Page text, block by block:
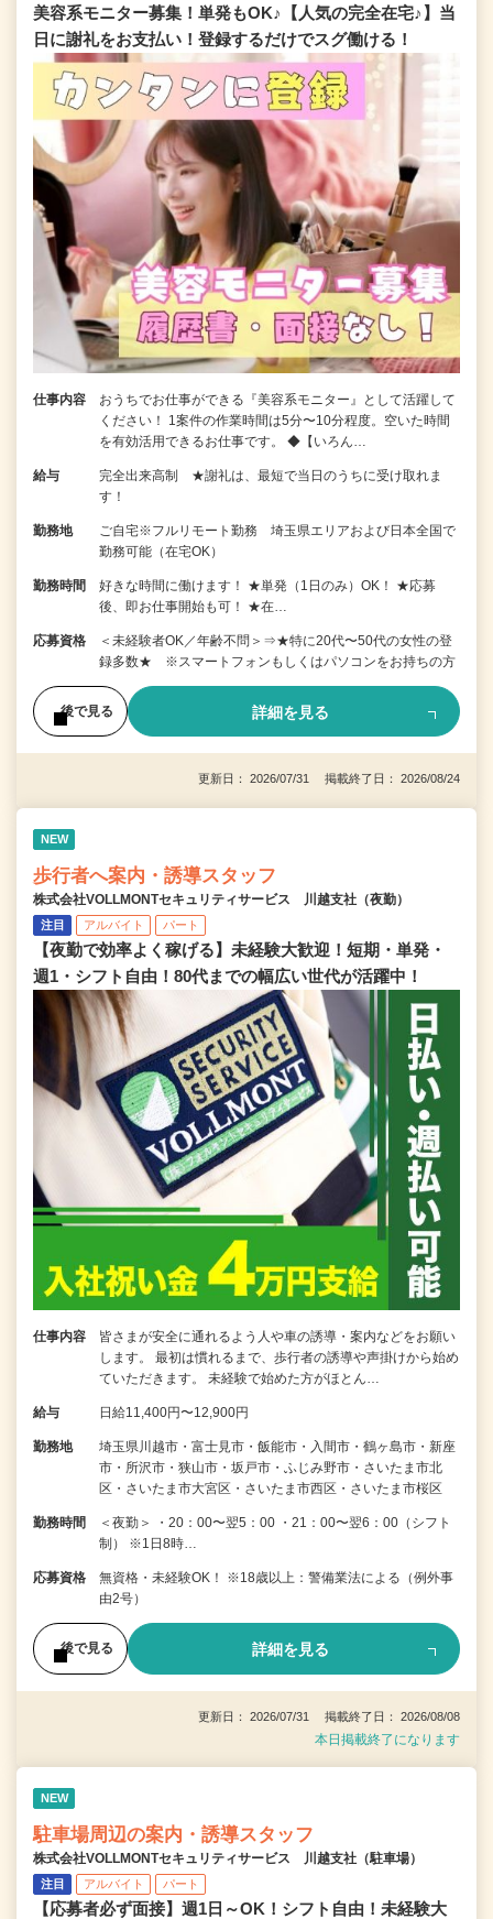
美容系モニター募集！単発もOK♪【人気の完全在宅♪】当
日に謝礼をお支払い！登録するだけでスグ働ける！
仕事内容
おうちでお仕事ができる『美容系モニター』として活躍して
ください！ 1案件の作業時間は5分〜10分程度。空いた時間
を有効活用できるお仕事です。 ◆【いろん…
給与
完全出来高制 ★謝礼は、最短で当日のうちに受け取れま
す！
勤務地
ご自宅※フルリモート勤務 埼玉県エリアおよび日本全国で
勤務可能（在宅OK）
勤務時間
好きな時間に働けます！ ★単発（1日のみ）OK！ ★応募
後、即お仕事開始も可！ ★在…
応募資格
＜未経験者OK／年齢不問＞⇒★特に20代〜50代の女性の登
録多数★ ※スマートフォンもしくはパソコンをお持ちの方
後で見る 詳細を見る
更新日： 2026/07/31 掲載終了日： 2026/08/24
NEW
歩行者へ案内・誘導スタッフ
株式会社VOLLMONTセキュリティサービス 川越支社（夜勤）
注目 アルバイト パート
【夜勤で効率よく稼げる】未経験大歓迎！短期・単発・
週1・シフト自由！80代までの幅広い世代が活躍中！
仕事内容
皆さまが安全に通れるよう人や車の誘導・案内などをお願い
します。 最初は慣れるまで、歩行者の誘導や声掛けから始め
ていただきます。 未経験で始めた方がほとん…
給与 日給11,400円〜12,900円
勤務地
埼玉県川越市・富士見市・飯能市・入間市・鶴ヶ島市・新座
市・所沢市・狭山市・坂戸市・ふじみ野市・さいたま市北
区・さいたま市大宮区・さいたま市西区・さいたま市桜区
勤務時間
＜夜勤＞ ・20：00〜翌5：00 ・21：00〜翌6：00（シフト
制） ※1日8時…
応募資格
無資格・未経験OK！ ※18歳以上：警備業法による（例外事
由2号）
後で見る 詳細を見る
更新日： 2026/07/31 掲載終了日： 2026/08/08
本日掲載終了になります
NEW
駐車場周辺の案内・誘導スタッフ
株式会社VOLLMONTセキュリティサービス 川越支社（駐車場）
注目 アルバイト パート
【応募者必ず面接】週1日～OK！シフト自由！未経験大